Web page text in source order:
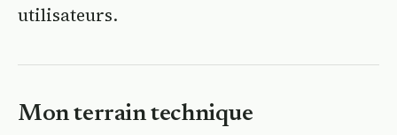
utilisateurs.
Mon terrain technique